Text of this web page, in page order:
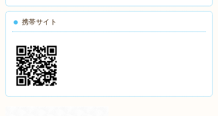
携帯サイト